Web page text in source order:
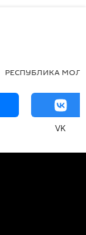
РЕСПУБЛИКА
VK